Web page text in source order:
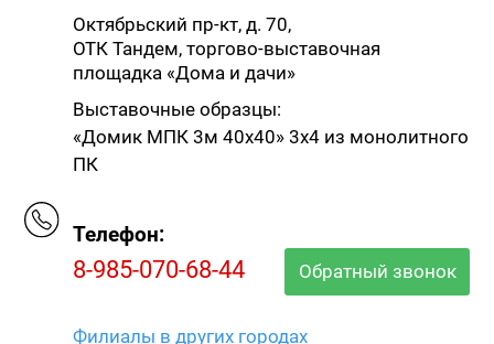
Октябрьский пр-кт, д. 70,
ОТК Тандем, торгово-выставочная
площадка «Дома и дачи»
Выставочные образцы:
«Домик МПК 3м 40х40» 3х4 из монолитного
ПК
Телефон:
8-985-070-68-44 Обратный звонок
Филиалы в других городах